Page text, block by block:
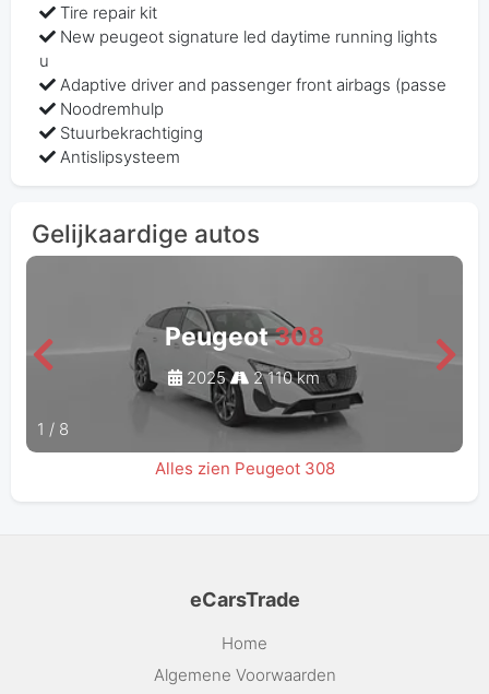
Tire repair kit
New peugeot signature led daytime running lights
u
Adaptive driver and passenger front airbags (passe
Noodremhulp
Stuurbekrachtiging
Antislipsysteem
Gelijkaardige autos
Peugeot308
2025 2 110 km
1 / 8
Alles zien Peugeot 308
eCarsTrade
Home
Algemene Voorwaarden